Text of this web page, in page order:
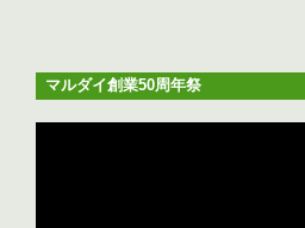
マルダイ創業50周年祭